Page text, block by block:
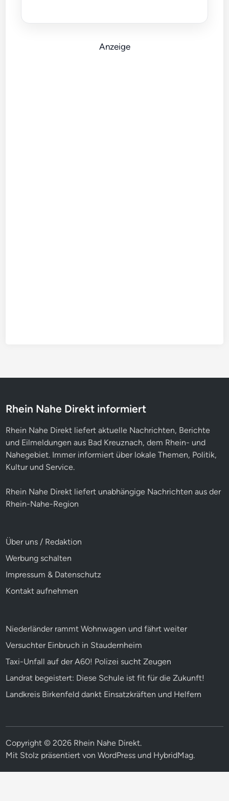
Anzeige
Rhein Nahe Direkt informiert
Rhein Nahe Direkt liefert aktuelle Nachrichten, Berichte
und Eilmeldungen aus Bad Kreuznach, dem Rhein- und
Nahegebiet. Immer informiert über lokale Themen, Politik,
Kultur und Service.
Rhein Nahe Direkt liefert unabhängige Nachrichten aus der
Rhein-Nahe-Region
Über uns / Redaktion
Werbung schalten
Impressum & Datenschutz
Kontakt aufnehmen
Niederländer rammt Wohnwagen und fährt weiter
Versuchter Einbruch in Staudernheim
Taxi-Unfall auf der A60! Polizei sucht Zeugen
Landrat begeistert: Diese Schule ist fit für die Zukunft!
Landkreis Birkenfeld dankt Einsatzkräften und Helfern
Copyright © 2026 Rhein Nahe Direkt.
Mit Stolz präsentiert vonWordPress und HybridMag.